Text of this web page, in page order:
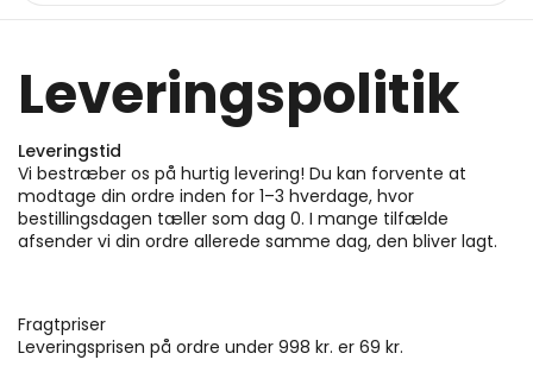
Leveringspolitik
Leveringstid
Vi bestræber os på hurtig levering! Du kan forvente at
modtage din ordre inden for 1–3 hverdage, hvor
bestillingsdagen tæller som dag 0. I mange tilfælde
afsender vi din ordre allerede samme dag, den bliver lagt.
Fragtpriser
Leveringsprisen på ordre under 998 kr. er 69 kr.